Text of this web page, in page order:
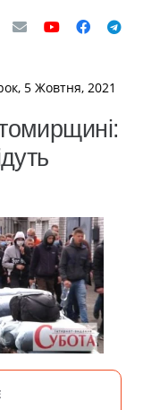
5 Жовтня, 2021